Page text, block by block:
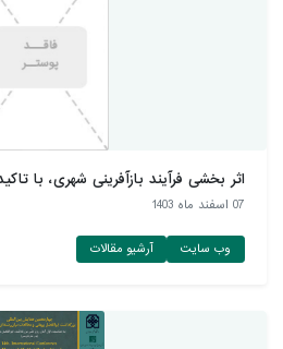
اثر بخشی فرآیند بازآفرینی شهری، با
07 اسفند ماه 1403
وب سایت آرشیو مقالات